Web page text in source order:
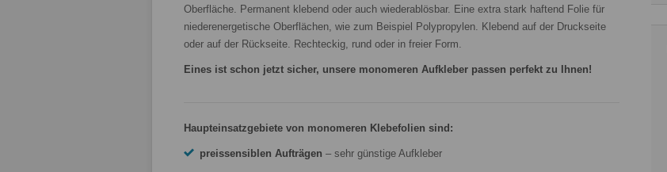
Oberfläche. Permanent klebend oder auch wiederablösbar. Eine extra stark haftend Folie für
niederenergetische Oberflächen, wie zum Beispiel Polypropylen. Klebend auf der Druckseite
oder auf der Rückseite. Rechteckig, rund oder in freier Form.
Eines ist schon jetzt sicher, unsere monomeren Aufkleber passen perfekt zu Ihnen!
Haupteinsatzgebiete von monomeren Klebefolien sind:
preissensiblen Aufträgen – sehr günstige Aufkleber